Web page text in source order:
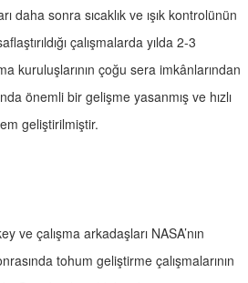
daha sonra sıcaklık ve ışık kontrolünün
çalışmalarda yılda 2-3
kuruluşlarının çoğu sera imkânlarından
önemli bir gelişme yasanmış ve hızlı
geliştirilmiştir.
çalışma arkadaşları NASA’nın
tohum geliştirme çalışmalarının